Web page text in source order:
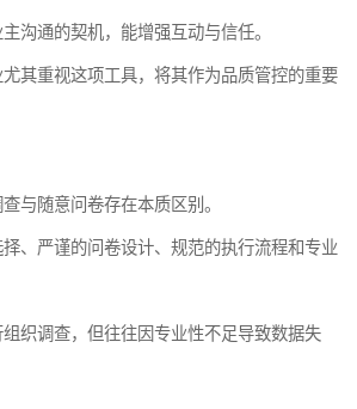
沟通的契机，能增强互动与信任。
其重视这项工具，将其作为品质管控的重要
与随意问卷存在本质区别。
、严谨的问卷设计、规范的执行流程和专业
织调查，但往往因专业性不足导致数据失